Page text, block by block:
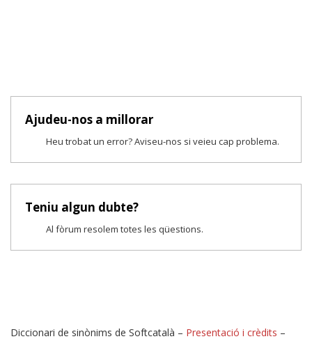
Ajudeu-nos a millorar
Heu trobat un error? Aviseu-nos si veieu cap problema.
Teniu algun dubte?
Al fòrum resolem totes les qüestions.
Diccionari de sinònims de Softcatalà – Presentació i crèdits –